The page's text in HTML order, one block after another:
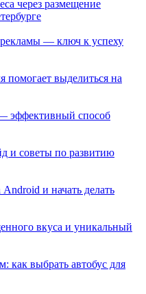
через размещение
— ключ к успеху
помогает выделиться на
эффективный способ
и советы по развитию
и начать делать
вкуса и уникальный
как выбрать автобус для